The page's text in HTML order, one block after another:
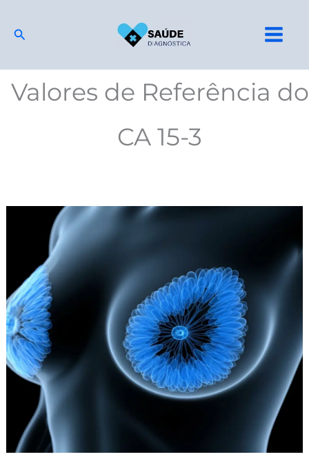
para
conteúdo
Pesquisar
Valores de Referência do
CA 15-3
exame
para
que
serve,
quando
se
preocupar?